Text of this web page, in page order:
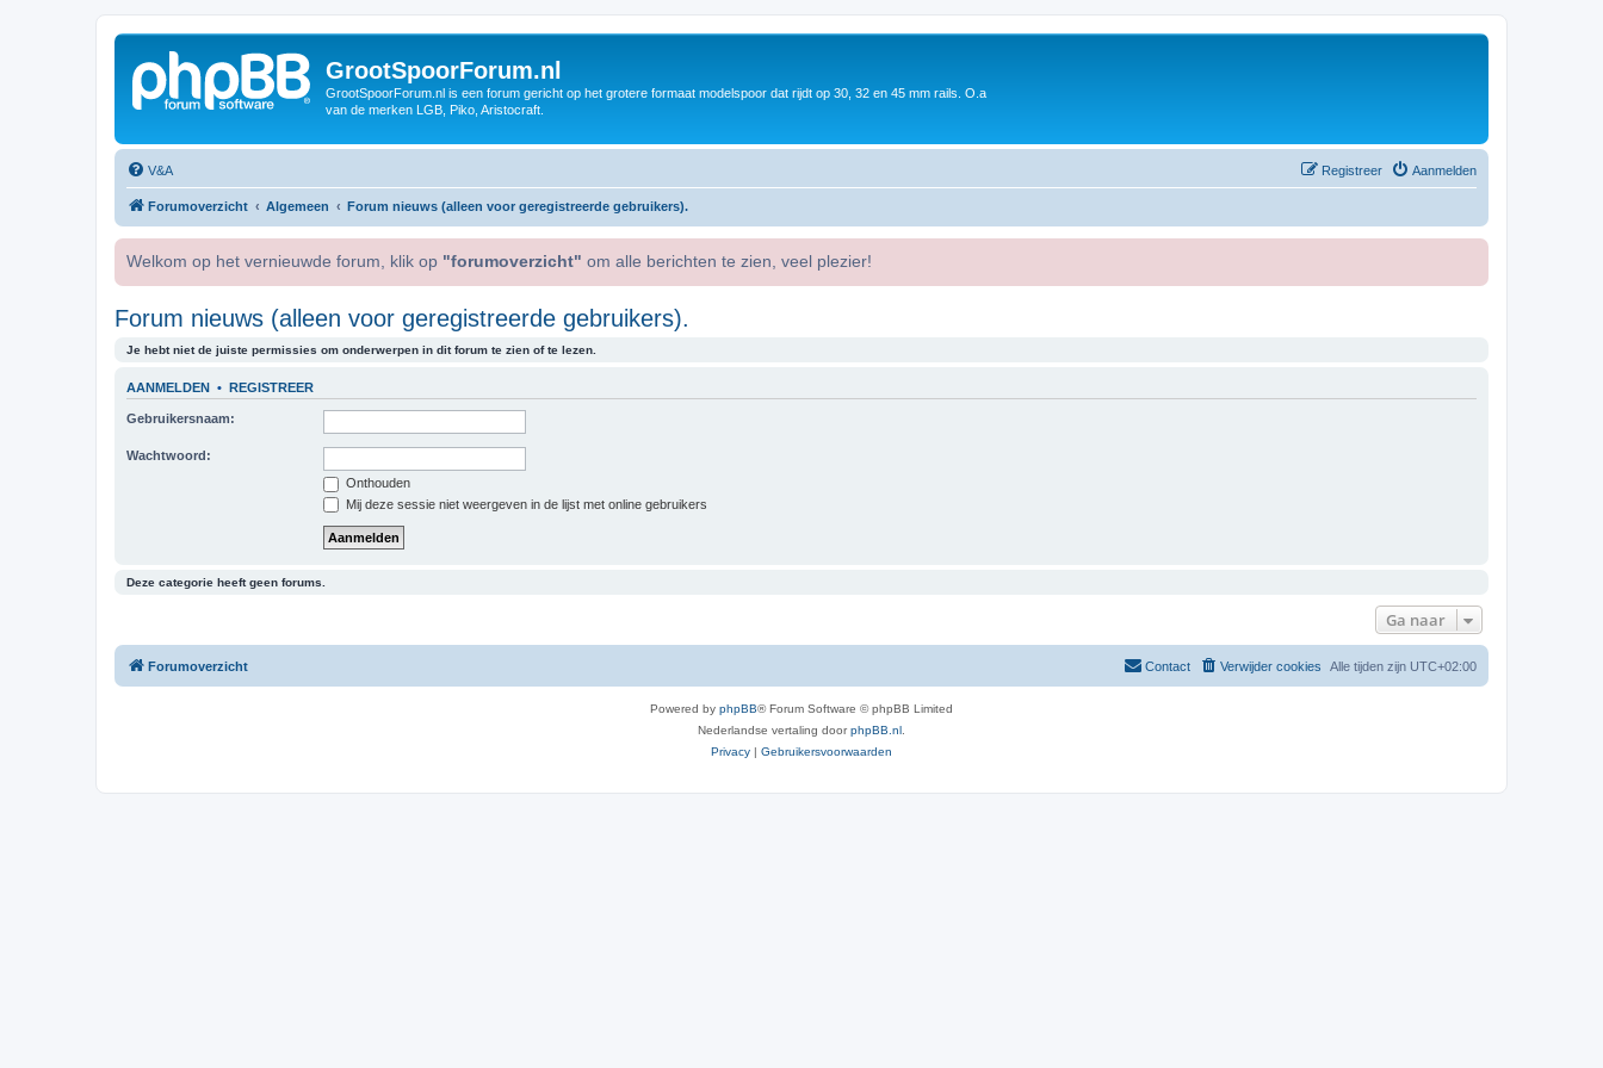
GrootSpoorForum.nl
GrootSpoorForum.nl is een forum gericht op het grotere formaat modelspoor dat rijdt op 30, 32 en 45 mm rails. O.a
van de merken LGB, Piko, Aristocraft.
V&A Aanmelden
Registreer
Forumoverzicht Algemeen Forum nieuws (alleen voor geregistreerde gebruikers).
Welkom op het vernieuwde forum, klik op "forumoverzicht" om alle berichten te zien, veel plezier!
Forum nieuws (alleen voor geregistreerde gebruikers).
Je hebt niet de juiste permissies om onderwerpen in dit forum te zien of te lezen.
AANMELDEN • REGISTREER
Gebruikersnaam:
Wachtwoord:
Onthouden
Mij deze sessie niet weergeven in de lijst met online gebruikers
Deze categorie heeft geen forums.
Ga naar
Forumoverzicht Alle tijden zijn UTC+02:00
Verwijder cookies
Contact
Powered by phpBB® Forum Software © phpBB Limited
Nederlandse vertaling doorphpBB.nl.
Privacy | Gebruikersvoorwaarden